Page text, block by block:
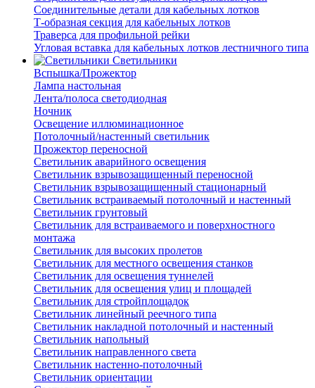
Соединительные детали для кабельных лотков
Т-образная секция для кабельных лотков
Траверса для профильной рейки
Угловая вставка для кабельных лотков лестничного типа
Светильники
Вспышка/Прожектор
Лампа настольная
Лента/полоса светодиодная
Ночник
Освещение иллюминационное
Потолочный/настенный светильник
Прожектор переносной
Светильник аварийного освещения
Светильник взрывозащищенный переносной
Светильник взрывозащищенный стационарный
Светильник встраиваемый потолочный и настенный
Светильник грунтовый
Светильник для встраиваемого и поверхностного
монтажа
Светильник для высоких пролетов
Светильник для местного освещения станков
Светильник для освещения туннелей
Светильник для освещения улиц и площадей
Светильник для стройплощадок
Светильник линейный реечного типа
Светильник накладной потолочный и настенный
Светильник напольный
Светильник направленного света
Светильник настенно-потолочный
Светильник ориентации